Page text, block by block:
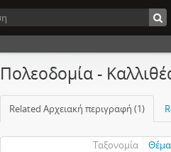
Πολεοδομία -
Related Αρχειακή περιγραφή (1)
Ταξονομία